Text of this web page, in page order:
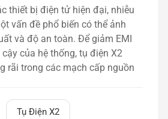
thiết bị điện tử hiện đại, nhiễu
vấn đề phổ biến có thể ảnh
và độ an toàn. Để giảm EMI
của hệ thống, tụ điện X2
rãi trong các mạch cấp nguồn
là gì, cách thức hoạt động của
X2 lại cần thiết trong các ứng
Tụ Điện X2